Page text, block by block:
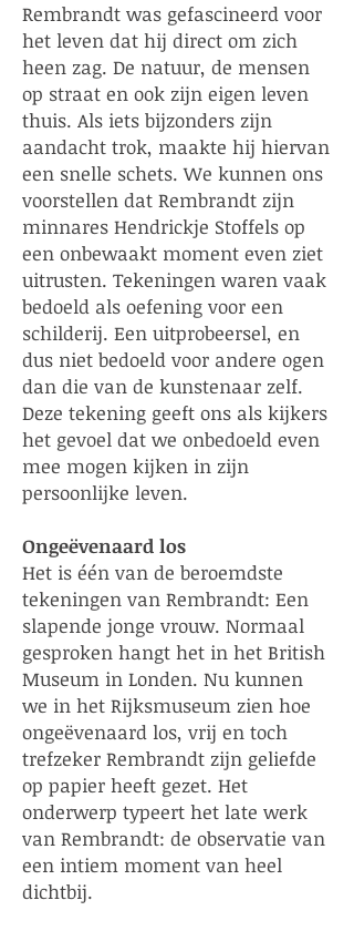
Rembrandt was gefascineerd voor
het leven dat hij direct om zich
heen zag. De natuur, de mensen
op straat en ook zijn eigen leven
thuis. Als iets bijzonders zijn
aandacht trok, maakte hij hiervan
een snelle schets. We kunnen ons
voorstellen dat Rembrandt zijn
minnares Hendrickje Stoffels op
een onbewaakt moment even ziet
uitrusten. Tekeningen waren vaak
bedoeld als oefening voor een
schilderij. Een uitprobeersel, en
dus niet bedoeld voor andere ogen
dan die van de kunstenaar zelf.
Deze tekening geeft ons als kijkers
het gevoel dat we onbedoeld even
mee mogen kijken in zijn
persoonlijke leven.
Ongeëvenaard los
Het is één van de beroemdste
tekeningen van Rembrandt: Een
slapende jonge vrouw. Normaal
gesproken hangt het in het British
Museum in Londen. Nu kunnen
we in het Rijksmuseum zien hoe
ongeëvenaard los, vrij en toch
trefzeker Rembrandt zijn geliefde
op papier heeft gezet. Het
onderwerp typeert het late werk
van Rembrandt: de observatie van
een intiem moment van heel
dichtbij.